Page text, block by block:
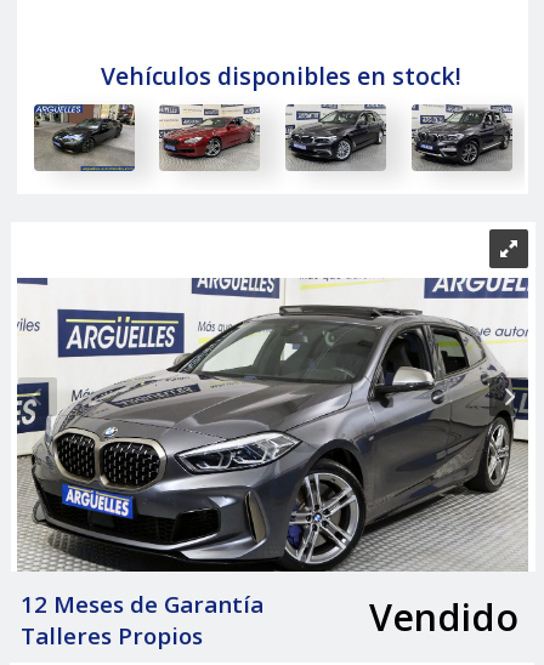
Vehículos disponibles en stock!
12 Meses de Garantía
Talleres Propios
Vendido